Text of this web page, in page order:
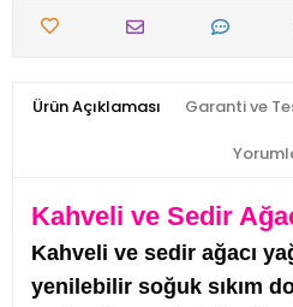
Ürün Açıklaması Garanti ve
Kahveli ve Sedir
Kahveli ve sedir ağacı
yenilebilir soğuk sıkım